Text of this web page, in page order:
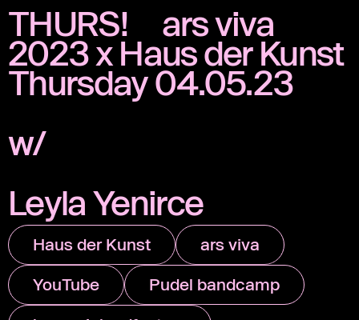
THURS! ars viva
2023 x Haus der Kunst
Thursday 04.05.23
w/
Leyla Yenirce
Haus der Kunst ars viva
YouTube Pudel bandcamp